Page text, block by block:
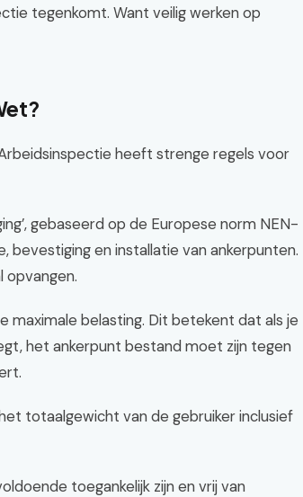
tegenkomt. Want veilig werken op
heeft strenge regels voor
gebaseerd op de Europese norm NEN-
bevestiging en installatie van ankerpunten.
opvangen.
maximale belasting. Dit betekent dat als je
het ankerpunt bestand moet zijn tegen
totaalgewicht van de gebruiker inclusief
toegankelijk zijn en vrij van